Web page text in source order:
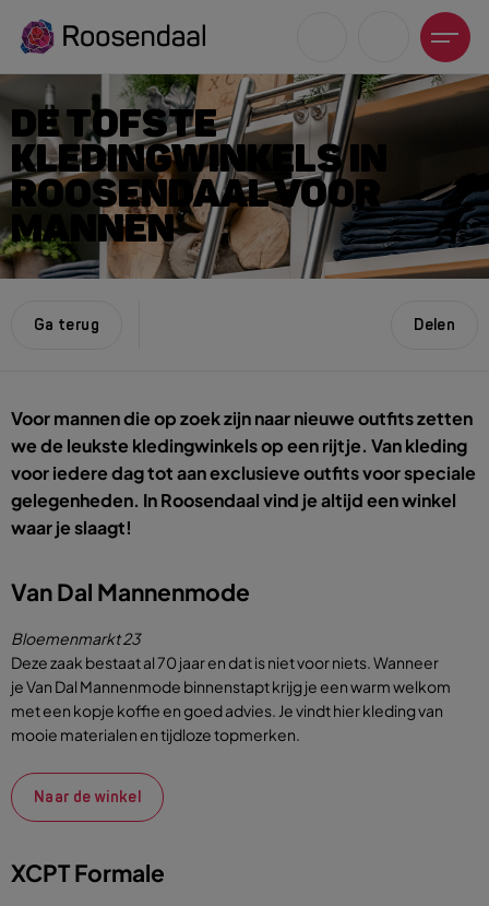
Zoeksuggesties
UITagenda
Fietsen
DE TOFSTE
KLEDINGWINKELS IN
ROOSENDAAL VOOR
MANNEN
Ga terug Delen
Voor mannen die op zoek zijn naar nieuwe outfits zetten
we de leukste kledingwinkels op een rijtje. Van kleding
voor iedere dag tot aan exclusieve outfits voor speciale
gelegenheden. In Roosendaal vind je altijd een winkel
waar je slaagt!
Van Dal Mannenmode
Bloemenmarkt 23
Deze zaak bestaat al 70 jaar en dat is niet voor niets. Wanneer
jeVan Dal Mannenmode binnenstapt krijg je een warm welkom
met een kopje koffie en goed advies. Je vindt hier kleding van
mooie materialen en tijdloze topmerken.
Naar de winkel
XCPT Formale